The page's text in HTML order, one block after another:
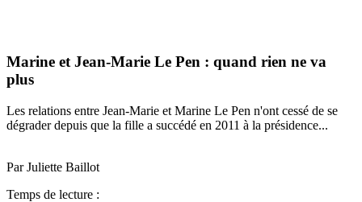
Marine et Jean-Marie Le Pen : quand rien ne va
plus
Les relations entre Jean-Marie et Marine Le Pen n'ont cessé de se
dégrader depuis que la fille a succédé en 2011 à la présidence...
Par Juliette Baillot
Temps de lecture :